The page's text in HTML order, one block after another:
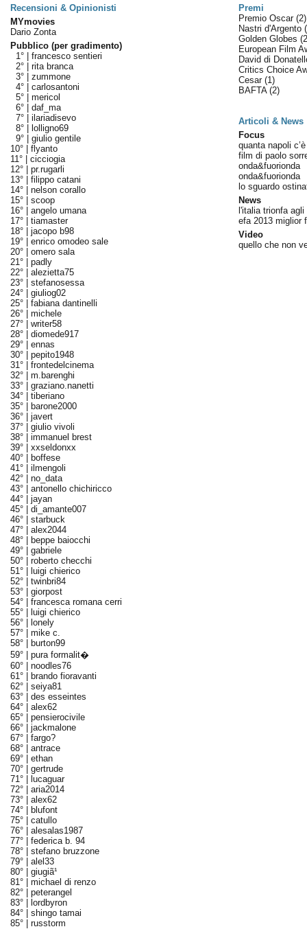
Recensioni & Opinionisti
Premi
MYmovies
Dario Zonta
Pubblico (per gradimento)
1° | francesco sentieri
2° | rita branca
3° | zummone
4° | carlosantoni
5° | mericol
6° | daf_ma
7° | ilariadisevo
8° |
lolligno69
9° | giulio gentile
10° | flyanto
11° | cicciogia
12° | pr.rugarli
13° | filippo catani
14° | nelson corallo
15° | scoop
16° | angelo umana
17° | tiamaster
18° | jacopo b98
19° | enrico omodeo sale
20° | omero sala
21° | padly
22° | alezietta75
23° | stefanosessa
24° | giuliog02
25° | fabiana dantinelli
26° | michele
27° | writer58
28° | diomede917
29° | ennas
30° | pepito1948
31° | frontedelcinema
32° | m.barenghi
33° | graziano.nanetti
34° | tiberiano
35° |
barone2000
36° | javert
37° | giulio vivoli
38° | immanuel brest
39° | xxseldonxx
40° |
boffese
41° | ilmengoli
42° | no_data
43° | antonello chichiricco
44° | jayan
45° | di_amante007
46° | starbuck
47° | alex2044
48° |
beppe baiocchi
49° | gabriele
50° | roberto checchi
51° |
luigi chierico
52° | twinbri84
53° | giorpost
54° | francesca romana cerri
55° |
luigi chierico
56° |
lonely
57° | mike c.
58° |
burton99
59° | pura formalit�
60° | noodles76
61° |
brando fioravanti
62° | seiya81
63° | des esseintes
64° | alex62
65° | pensierocivile
66° | jackmalone
67° | fargo?
68° | antrace
69° | ethan
70° | gertrude
71° |
lucaguar
72° | aria2014
73° | alex62
74° |
blufont
75° | catullo
76° | alesalas1987
77° | federica b. 94
78° | stefano bruzzone
79° | alel33
80° | giugiã¹
81° | michael di renzo
82° | peterangel
83° |
lordbyron
84° | shingo tamai
85° | russtorm
Premio Oscar (2)
Nastri d'Argento
Golden Globes
European Film
David di
Critics Choice
Cesar (1)
BAFTA (2)
Articoli & News
Focus
quanta napoli
film di paolo
onda&fuorionda
onda&fuorionda
lo sguardo
News
l'italia trionfa agli
efa 2013 miglior
Video
quello che non